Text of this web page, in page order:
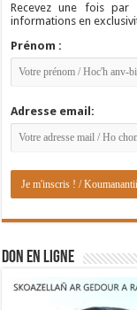
Recevez une fois par
informations en
Prénom :
Adresse email:
DON EN LIGNE